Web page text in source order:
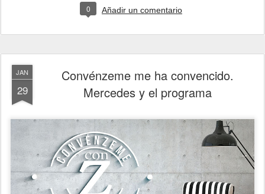
0 Añadir un comentario
JAN
29
Convénzeme me ha convencido.
Mercedes y el programa